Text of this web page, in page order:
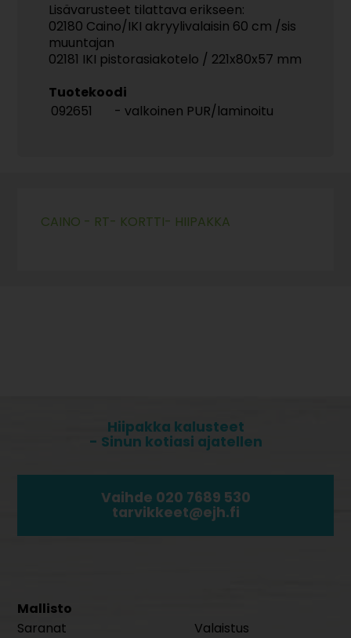
Lisävarusteet tilattava erikseen:
02180 Caino/IKI akryylivalaisin 60 cm /sis
muuntajan
02181 IKI pistorasiakotelo / 221x80x57 mm
Tuotekoodi
092651
- valkoinen PUR/laminoitu
CAINO - RT- KORTTI- HIIPAKKA
Hiipakka kalusteet
- Sinun kotiasi ajatellen
Vaihde 020 7689 530
tarvikkeet@ejh.fi
Mallisto
Saranat
Valaistus